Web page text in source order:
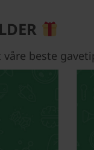
beste